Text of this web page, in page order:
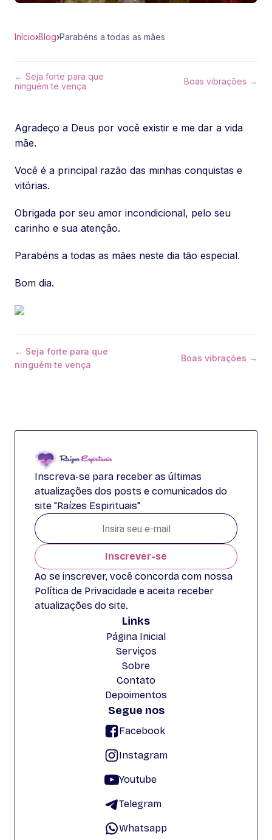
Início›Blog›Parabéns a todas as mães
← Seja forte para que
ninguém te vença
Boas vibrações →
Agradeço a Deus por você existir e me dar a vida
mãe.
Você é a principal razão das minhas conquistas e
vitórias.
Obrigada por seu amor incondicional, pelo seu
carinho e sua atenção.
Parabéns a todas as mães neste dia tão especial.
Bom dia.
← Seja forte para que
ninguém te vença
Boas vibrações →
Inscreva-se para receber as últimas
atualizações dos posts e comunicados do
site "Raízes Espirituais"
Inscrever-se
Ao se inscrever, você concorda com nossa
Política de Privacidade e aceita receber
atualizações do site.
Links
Página Inicial
Serviços
Sobre
Contato
Depoimentos
Segue nos
Facebook
Instagram
Youtube
Telegram
Whatsapp